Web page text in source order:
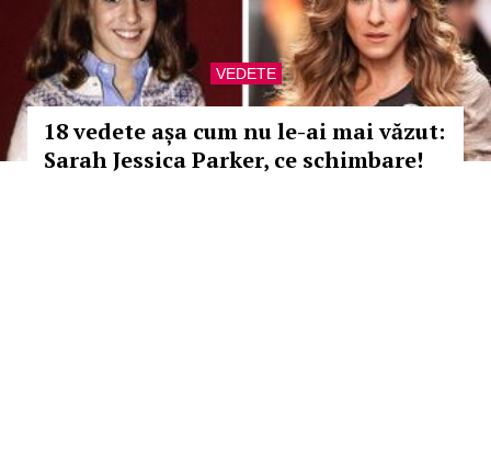
VEDETE
18 vedete așa cum nu le-ai mai văzut:
Sarah Jessica Parker, ce schimbare!